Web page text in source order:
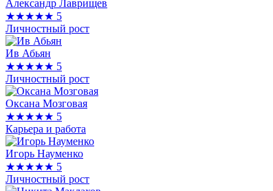
Александр Лаврищев
★★★★★ 5
Личностный рост
Ив Абьян
★★★★★ 5
Личностный рост
Оксана Мозговая
★★★★★ 5
Карьера и работа
Игорь Науменко
★★★★★ 5
Личностный рост